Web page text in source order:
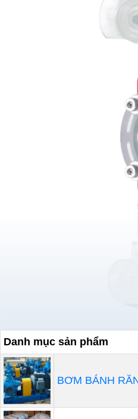
Thời gian của xung có thể
80msec, có thể kích hoạt
300msec. Kích hoạt công
kích hoạt chức năng mở
Danh mục sản phẩm
BƠM BÁNH